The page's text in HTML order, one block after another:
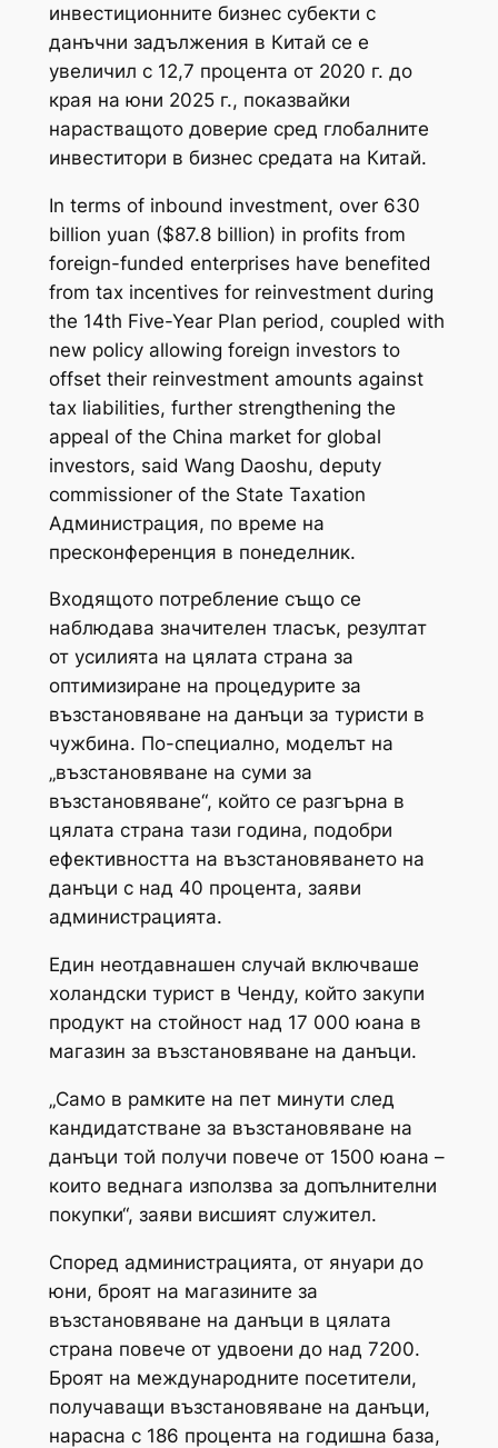
инвестиционните бизнес субекти с
данъчни задължения в Китай се е
увеличил с 12,7 процента от 2020 г. до
края на юни 2025 г., показвайки
нарастващото доверие сред глобалните
инвеститори в бизнес средата на Китай.
In terms of inbound investment, over 630
billion yuan ($87.8 billion) in profits from
foreign-funded enterprises have benefited
from tax incentives for reinvestment during
the 14th Five-Year Plan period, coupled with
new policy allowing foreign investors to
offset their reinvestment amounts against
tax liabilities, further strengthening the
appeal of the China market for global
investors, said Wang Daoshu, deputy
commissioner of the State Taxation
Администрация, по време на
пресконференция в понеделник.
Входящото потребление също се
наблюдава значителен тласък, резултат
от усилията на цялата страна за
оптимизиране на процедурите за
възстановяване на данъци за туристи в
чужбина. По-специално, моделът на
„възстановяване на суми за
възстановяване“, който се разгърна в
цялата страна тази година, подобри
ефективността на възстановяването на
данъци с над 40 процента, заяви
администрацията.
Един неотдавнашен случай включваше
холандски турист в Ченду, който закупи
продукт на стойност над 17 000 юана в
магазин за възстановяване на данъци.
„Само в рамките на пет минути след
кандидатстване за възстановяване на
данъци той получи повече от 1500 юана –
които веднага използва за допълнителни
покупки“, заяви висшият служител.
Според администрацията, от януари до
юни, броят на магазините за
възстановяване на данъци в цялата
страна повече от удвоени до над 7200.
Броят на международните посетители,
получаващи възстановяване на данъци,
нарасна с 186 процента на годишна база,